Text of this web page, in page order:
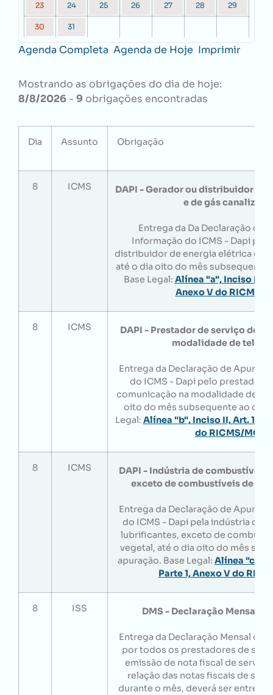
23 24 25 26 27 28 29
30 31
Agenda Completa Agenda de Hoje Imprimir
Mostrando as obrigações do dia de hoje:
8/8/2026 - 9 obrigações encontradas
Dia Assunto Obrigação
8 ICMS
DAPI - Gerador ou distribuidor de
e de gás canalizado
Entrega da Da Declaração de
Informação do ICMS - Dapi
distribuidor de energia elétrica e de
até o dia oito do mês subsequente
Base Legal: Alínea "a", Inciso II,
Anexo V do RICMS/
8 ICMS
DAPI - Prestador de serviço de
modalidade de
Entrega da Declaração de
do ICMS - Dapi pelo prestador
comunicação na modalidade de
oito do mês subsequente ao da
Legal: Alínea "b", Inciso II, Art. 141,
do RICMS/MG
8 ICMS
DAPI - Indústria de combustíveis
exceto de combustíveis de
Entrega da Declaração de
do ICMS - Dapi pela indústria de
lubrificantes, exceto de
vegetal, até o dia oito do mês
apuração. Base Legal: Alínea "c",
Parte 1, Anexo V do
8 ISS DMS - Declaração Mensal
Entrega da Declaração Mensal de
por todos os prestadores de
emissão de nota fiscal de
relação das notas fiscais de
durante o mês, deverá ser